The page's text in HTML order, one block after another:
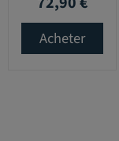
Acheter